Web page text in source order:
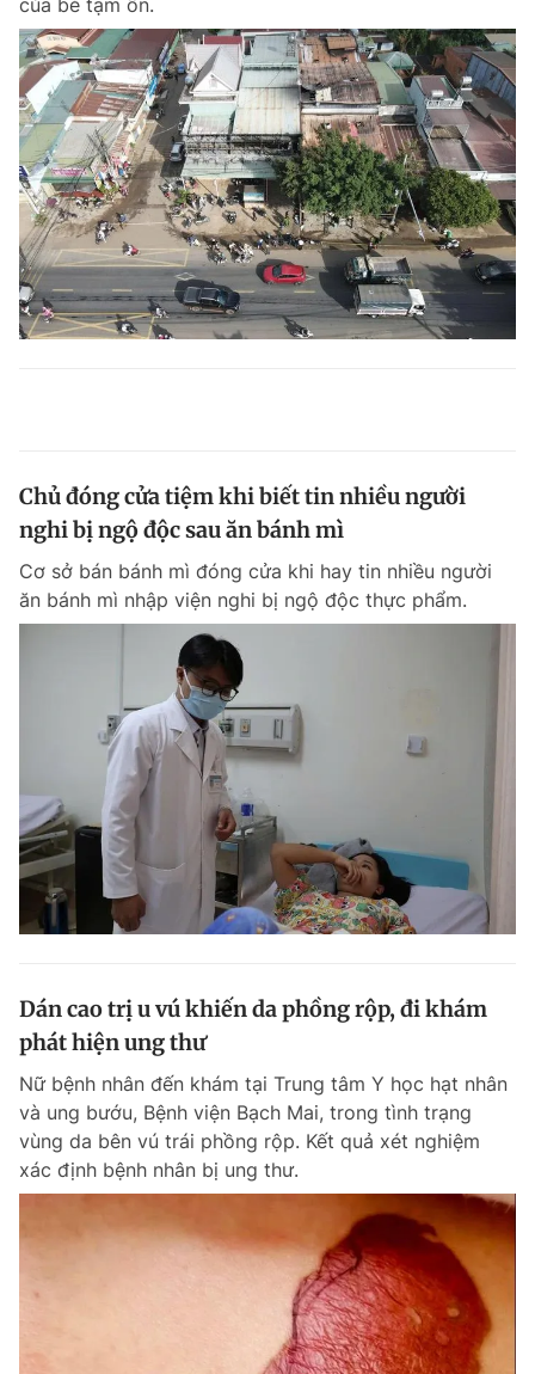
của bé tạm ổn.
Chủ đóng cửa tiệm khi biết tin nhiều người
nghi bị ngộ độc sau ăn bánh mì
Cơ sở bán bánh mì đóng cửa khi hay tin nhiều người
ăn bánh mì nhập viện nghi bị ngộ độc thực phẩm.
Dán cao trị u vú khiến da phồng rộp, đi khám
phát hiện ung thư
Nữ bệnh nhân đến khám tại Trung tâm Y học hạt nhân
và ung bướu, Bệnh viện Bạch Mai, trong tình trạng
vùng da bên vú trái phồng rộp. Kết quả xét nghiệm
xác định bệnh nhân bị ung thư.